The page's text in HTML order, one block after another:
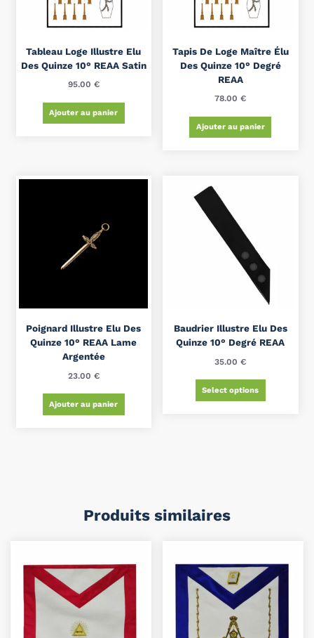
Tableau Loge Illustre Elu
Des Quinze 10° REAA Satin
95.00 €
Ajouter au panier
Tapis De Loge Maître Élu
Des Quinze 10° Degré
REAA
78.00€
Ajouter au panier
Poignard Illustre Elu Des
Quinze 10° REAA Lame
Argentée
23.00 €
Ajouter au panier
Baudrier Illustre Elu Des
Quinze 10° Degré REAA
35.00€
Select options
Produits similaires